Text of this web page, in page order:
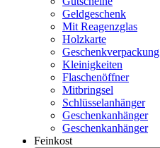
Geldgeschenk
Mit Reagenzglas
Holzkarte
Geschenkverpackung
Kleinigkeiten
Flaschenöffner
Mitbringsel
Schlüsselanhänger
Geschenkanhänger
Geschenkanhänger
Feinkost